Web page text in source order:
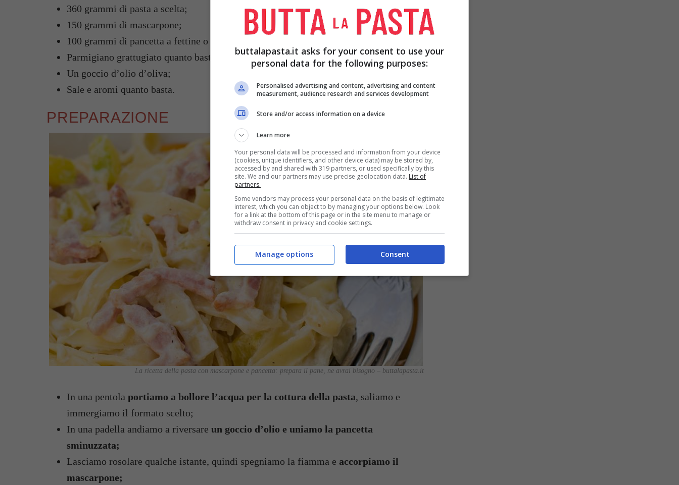
360 grammi di pasta a scelta;
150 grammi di mascarpone;
100 grammi di pancetta a fettine o cubetti;
Parmigiano grattugiato quanto basta;
Un goccio d’olio d’oliva;
Sale e aromi quanto basta.
PREPARAZIONE
La ricetta della pasta con mascarpone e pancetta: prepara il pane, ne avrai bisogno – buttalapasta.it
In una pentola portiamo a bollore l’acqua per la cottura della pasta, saliamo e
immergiamo il formato scelto;
In una padella andiamo a riversare un goccio d’olio e uniamo la pancetta
sminuzzata;
Lasciamo rosolare qualche istante, quindi spegniamo la fiamma e accorpiamo il
mascarpone;
buttalapasta.it asks for your consent to use your
personal data for the following purposes:
Personalised advertising and content, advertising and content
measurement, audience research and services development
Store and/or access information on a device
Learn more
Your personal data will be processed and information from your device
(cookies, unique identifiers, and other device data) may be stored by,
accessed by and shared with 319 partners, or used specifically by this
site. We and our partners may use precise geolocation data. List of
partners.
Some vendors may process your personal data on the basis of legitimate
interest, which you can object to by managing your options below. Look
for a link at the bottom of this page or in the site menu to manage or
withdraw consent in privacy and cookie settings.
Consent
Manage options